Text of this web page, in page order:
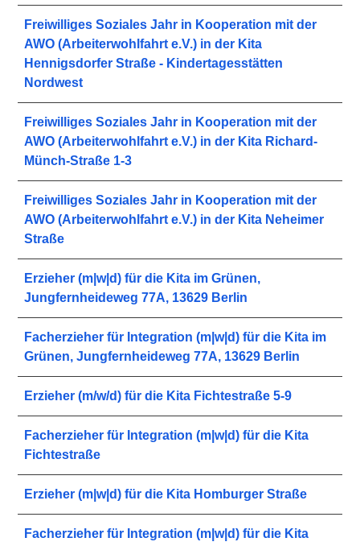
Freiwilliges Soziales Jahr in Kooperation mit der
AWO (Arbeiterwohlfahrt e.V.) in der Kita
Hennigsdorfer Straße - Kindertagesstätten
Nordwest
Freiwilliges Soziales Jahr in Kooperation mit der
AWO (Arbeiterwohlfahrt e.V.) in der Kita Richard-
Münch-Straße 1-3
Freiwilliges Soziales Jahr in Kooperation mit der
AWO (Arbeiterwohlfahrt e.V.) in der Kita Neheimer
Straße
Erzieher (m|w|d) für die Kita im Grünen,
Jungfernheideweg 77A, 13629 Berlin
Facherzieher für Integration (m|w|d) für die Kita im
Grünen, Jungfernheideweg 77A, 13629 Berlin
Erzieher (m/w/d) für die Kita Fichtestraße 5-9
Facherzieher für Integration (m|w|d) für die Kita
Fichtestraße
Erzieher (m|w|d) für die Kita Homburger Straße
Facherzieher für Integration (m|w|d) für die Kita